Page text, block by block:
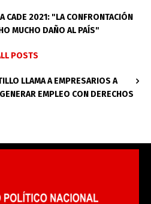
CADE 2021: "LA CONFRONTACIÓN
MUCHO DAÑO AL PAÍS"
POSTS
LLAMA A EMPRESARIOS A
EMPLEO CON DERECHOS